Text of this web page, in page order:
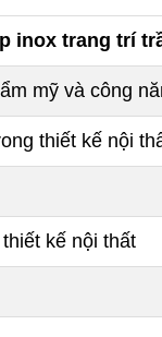
inox trang trí
mỹ và công
thiết kế nội
kế nội thất